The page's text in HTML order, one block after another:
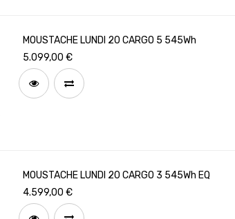
MOUSTACHE LUNDI 20 CARGO 5 545Wh
5.099,00 €
MOUSTACHE LUNDI 20 CARGO 3 545Wh EQ
4.599,00 €